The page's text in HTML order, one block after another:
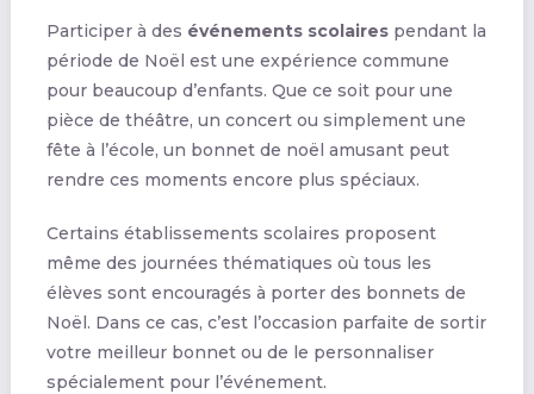
Participer à des événements scolairespendant la
période de Noël est une expérience commune
pour beaucoup d’enfants. Que ce soit pour une
pièce de théâtre, un concert ou simplement une
fête à l’école, un bonnet de noël amusant peut
rendre ces moments encore plus spéciaux.
Certains établissements scolaires proposent
même des journées thématiques où tous les
élèves sont encouragés à porter des bonnets de
Noël. Dans ce cas, c’est l’occasion parfaite de sortir
votre meilleur bonnet ou de le personnaliser
spécialement pour l’événement.